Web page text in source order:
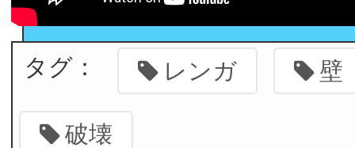
タグ： レンガ 壁
破壊